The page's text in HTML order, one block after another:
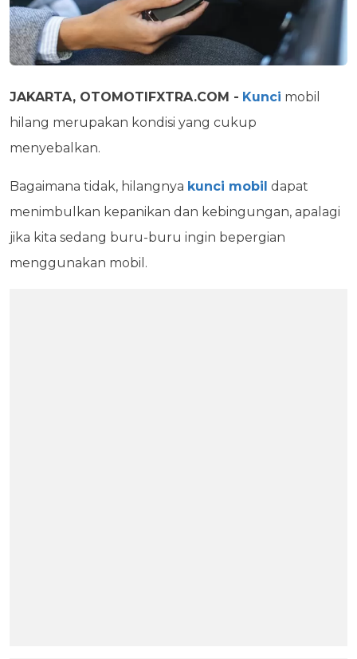
JAKARTA, OTOMOTIFXTRA.COM - Kunci mobil
hilang merupakan kondisi yang cukup
menyebalkan.
Bagaimana tidak, hilangnya kunci mobil dapat
menimbulkan kepanikan dan kebingungan, apalagi
jika kita sedang buru-buru ingin bepergian
menggunakan mobil.